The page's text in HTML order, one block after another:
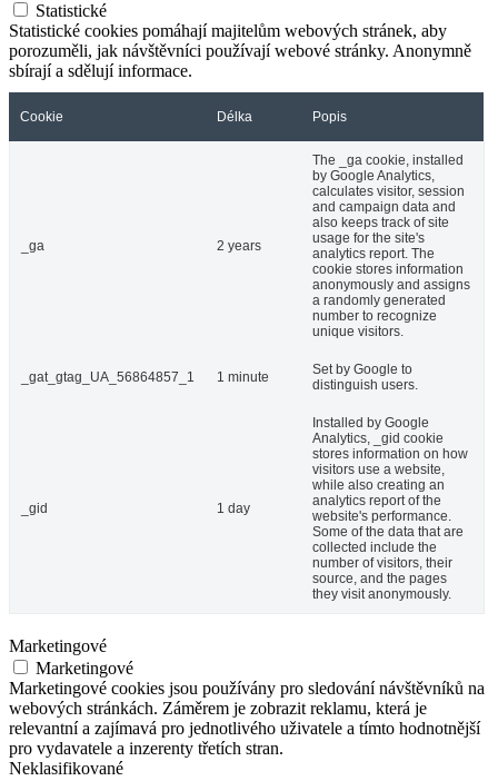
Statistické
Statistické cookies pomáhají majitelům webových stránek, aby
porozuměli, jak návštěvníci používají webové stránky. Anonymně
sbírají a sdělují informace.
Cookie Délka Popis
_ga 2 years
The _ga cookie, installed
by Google Analytics,
calculates visitor, session
and campaign data and
also keeps track of site
usage for the site's
analytics report. The
cookie stores information
anonymously and assigns
a randomly generated
number to recognize
unique visitors.
_gat_gtag_UA_56864857_1 1 minute
Set by Google to
distinguish users.
_gid 1 day
Installed by Google
Analytics, _gid cookie
stores information on how
visitors use a website,
while also creating an
analytics report of the
website's performance.
Some of the data that are
collected include the
number of visitors, their
source, and the pages
they visit anonymously.
Marketingové
Marketingové
Marketingové cookies jsou používány pro sledování návštěvníků na
webových stránkách. Záměrem je zobrazit reklamu, která je
relevantní a zajímavá pro jednotlivého uživatele a tímto hodnotnější
pro vydavatele a inzerenty třetích stran.
Neklasifikované